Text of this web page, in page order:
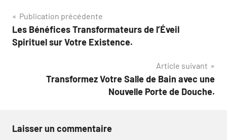
Navigation
de
Publication précédente
Les Bénéfices Transformateurs de l’Éveil
Spirituel sur Votre Existence.
Article suivant
Transformez Votre Salle de Bain avec une
Nouvelle Porte de Douche.
Laisser un commentaire